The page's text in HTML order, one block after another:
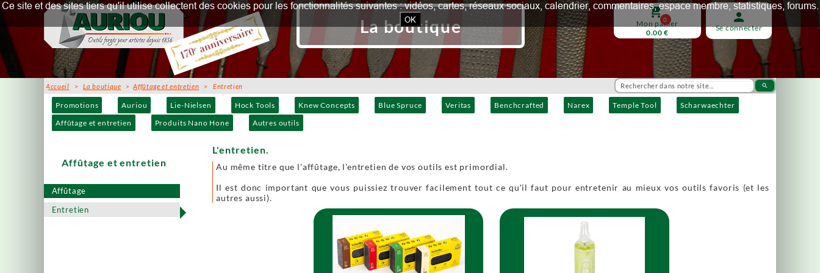
search
Promotions Auriou Lie-Nielsen Hock Tools Knew Concepts Blue Spruce Veritas Benchcrafted Narex Temple Tool
Scharwaechter
Affûtage et entretien
Produits Nano Hone Autres outils
person
Se connecter
shopping_cart
0
Mon panier
0.00 €
Affûtage
Entretien
La boutique
Accueil >La boutique >Affûtage et entretien > Entretien
Affûtage et entretien
L'entretien.
Au même titre que l'affûtage, l'entretien de vos outils est primordial.
Il est donc important que vous puissiez trouver facilement tout ce qu'il faut pour entretenir au mieux vos outils favoris (et les
autres aussi).
Ce site et des sites tiers qu'il utilise collectent des cookies pour les fonctionnalités suivantes : vidéos, cartes, réseaux sociaux, calendrier, commentaires, espace membre, statistiques, forums.
OK